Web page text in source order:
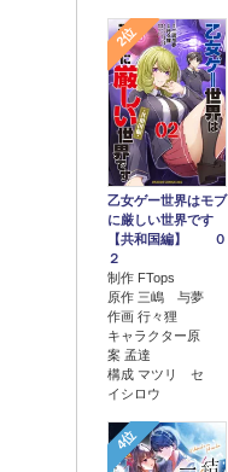
2位
乙女ゲー世界はモブ
に厳しい世界です
【共和国編】 ０
２
制作 FTops
原作 三嶋 与夢
作画 行々狸
キャラクター原
案 孟達
構成 マツリ セ
イシロウ
4位